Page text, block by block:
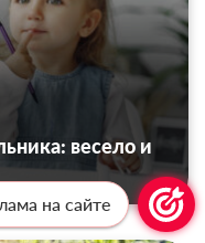
весело и
на сайте